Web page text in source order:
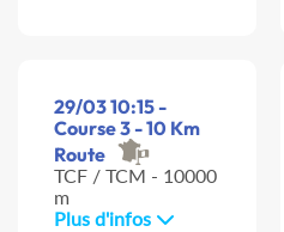
29/03 10:15 -
Course 3 - 10 Km
Route
TCF / TCM - 10000
m
Plus d'infos